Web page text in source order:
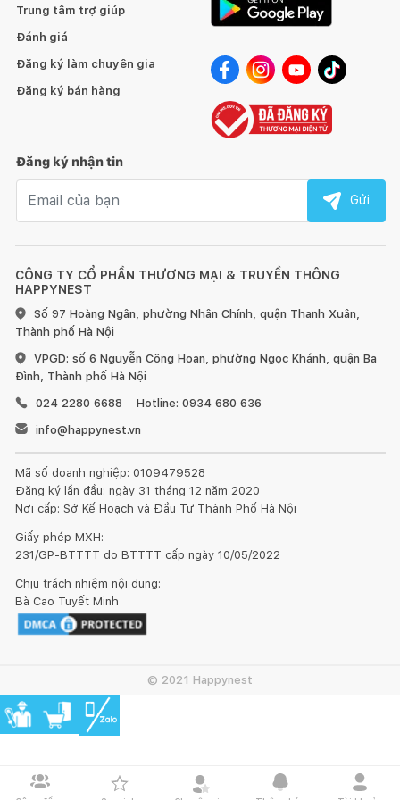
- Bảo quản sản phẩm nơi thoáng mát, khô ráo. Nếu bị ẩm ướt
có thể phơi nắng và sấy khô.
- Vệ sinh dùng khăn ẩm hoặc bàn chải sợi đánh qua cho bong
đi những chỗ mốc, bụi, bẩn…
- Tuổi thọ sản phẩm phụ thuộc vào cách sử dụng & bảo quản
quản tốt.
- Khi gặp vấn đề liên hệ Hotline Fego để được hỗ trợ nhanh
nhất.
CÔNG TY CỔ PHẦN THƯƠNG MẠI & TRUYỀN THÔNG
HAPPYNEST
Số 97 Hoàng Ngân, phường Nhân Chính, quận Thanh Xuân,
Thành phố Hà Nội
VPGD: số 6 Nguyễn Công Hoan, phường Ngọc Khánh, quận Ba
Đình, Thành phố Hà Nội
024 2280 6688
Hotline: 0934 680 636
info@happynest.vn
Mã số doanh nghiệp: 0109479528
Đăng ký lần đầu: ngày 31 tháng 12 năm 2020
Nơi cấp: Sở Kế Hoạch và Đầu Tư Thành Phố Hà Nội
Giấy phép MXH:
231/GP-BTTTT do BTTTT cấp ngày 10/05/2022
Chịu trách nhiệm nội dung:
Bà Cao Tuyết Minh
Trung tâm trợ giúp
Đánh giá
Đăng ký làm chuyên gia
Đăng ký bán hàng
Đăng ký nhận tin
Gửi
© 2021 Happynest